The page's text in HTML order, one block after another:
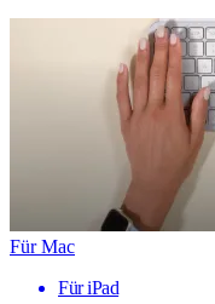
Für Mac
Für iPad